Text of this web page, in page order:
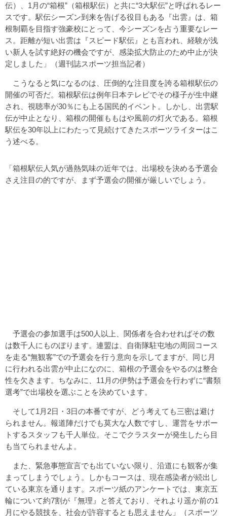
伝）、1月の“箱根”（箱根駅伝）と共に“3大駅伝”と呼ばれるレー
スです。駅伝シーズン到来を告げる役目もある『出雲』は、箱
根制覇を目指す強豪校にとって、今シーズンを占う重要なレー
ス。距離が短い出雲は『スピード駅伝』とも言われ、経験が浅
い新人を試す絶好の機会ですが、感染拡大防止のため中止が決
定しました」（週刊誌スポーツ担当記者）
こうなると気になるのは、圧倒的な注目度を誇る箱根駅伝の
開催の可否だ。箱根駅伝は例年日本テレビでその様子が生中継
され、視聴率が30％にも上る国民的イベント。しかし、出雲駅
伝が中止となり、箱根の開催ももはや風前の灯火である。箱根
駅伝を30年以上にわたって見続けてきたスポーツライターはこ
う述べる。
「箱根駅伝人気が過熱気味の近年では、出場校を決める予選会
さえ注目の的ですが、まず予選会の開催が厳しいでしょう。
予選会の参加選手は500人以上、関係者を合わせればその数
は数千人にものぼります。連盟は、自衛隊駐屯地の周回コース
を走る“無観客”での予選会を行う意向を示してますが、同じ月
に行われる出雲が中止になのに、箱根の予選会をやるのは整合
性を欠きます。ちなみに、11月の伊勢は予選会を行わずに“書類
選考”で出場校を選ぶことを決めています。
そして1月2日・3日の本番ですが、どう考えても三密は避け
られません。報道陣だけでも莫大な人数ですし、運営をサポー
トするスタッフも千人単位。そこでクラスターが発生したら目
も当てられませんよ。
また、緊急事態宣言でも出ていない限り、沿道にも観客が集
まってしまうでしょう。しかもコースは、現在感染者が続出し
ている東京を通ります。スポーツ紙のアンケートでは、東京五
輪について約7割が『無理』と答えており、それより遥か前の1
月にやる競技を、社会が許容するとも思えません」（スポーツ